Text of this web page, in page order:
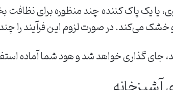
یا یک پاک کننده چند منظوره برای
می‌کند. در صورت لزوم این فرآیند را چند
جای گذاری خواهد شد و هود شما آماده